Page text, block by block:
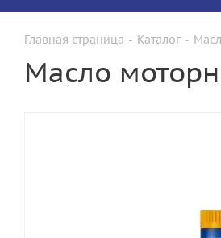
Главная страница - Каталог -
Масло